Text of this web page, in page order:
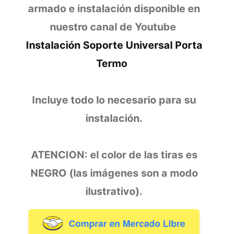
armado e instalación disponible en
nuestro canal de Youtube
Instalación Soporte Universal Porta
Termo
Incluye todo lo necesario para su
instalación.
ATENCION: el color de las tiras es
NEGRO (las imágenes son a modo
ilustrativo).
Comprar en Mercado Libre